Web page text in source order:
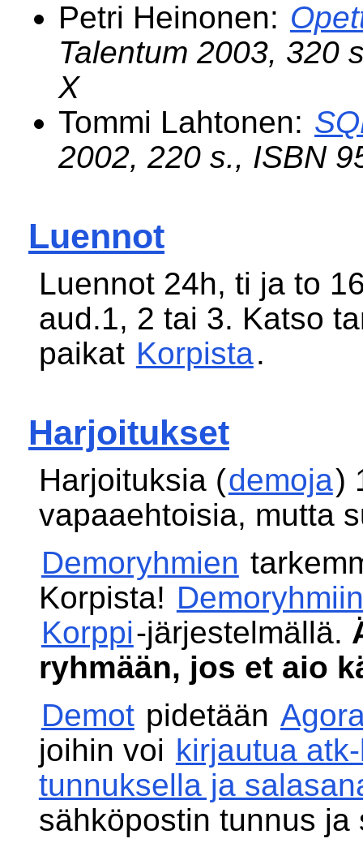
Petri Heinonen:
Talentum 2003, 320
X
Tommi Lahtonen:
2002, 220 s., ISBN
Luennot
Luennot 24h, ti ja to
aud.1, 2 tai 3. Katso
paikat Korpista.
Harjoitukset
Harjoituksia (demoja)
vapaaehtoisia, mutta
Demoryhmien
Korpista! Demoryhmiin
Korppi-järjestelmällä.
ryhmään, jos et aio
Demot pidetään
joihin voi kirjautua
tunnuksella ja
sähköpostin tunnus ja